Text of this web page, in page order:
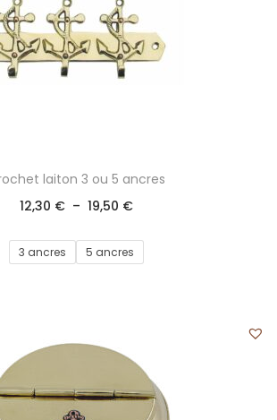
laiton 3 ou 5 ancres
12,30 € – 19,50 €
3 ancres 5 ancres